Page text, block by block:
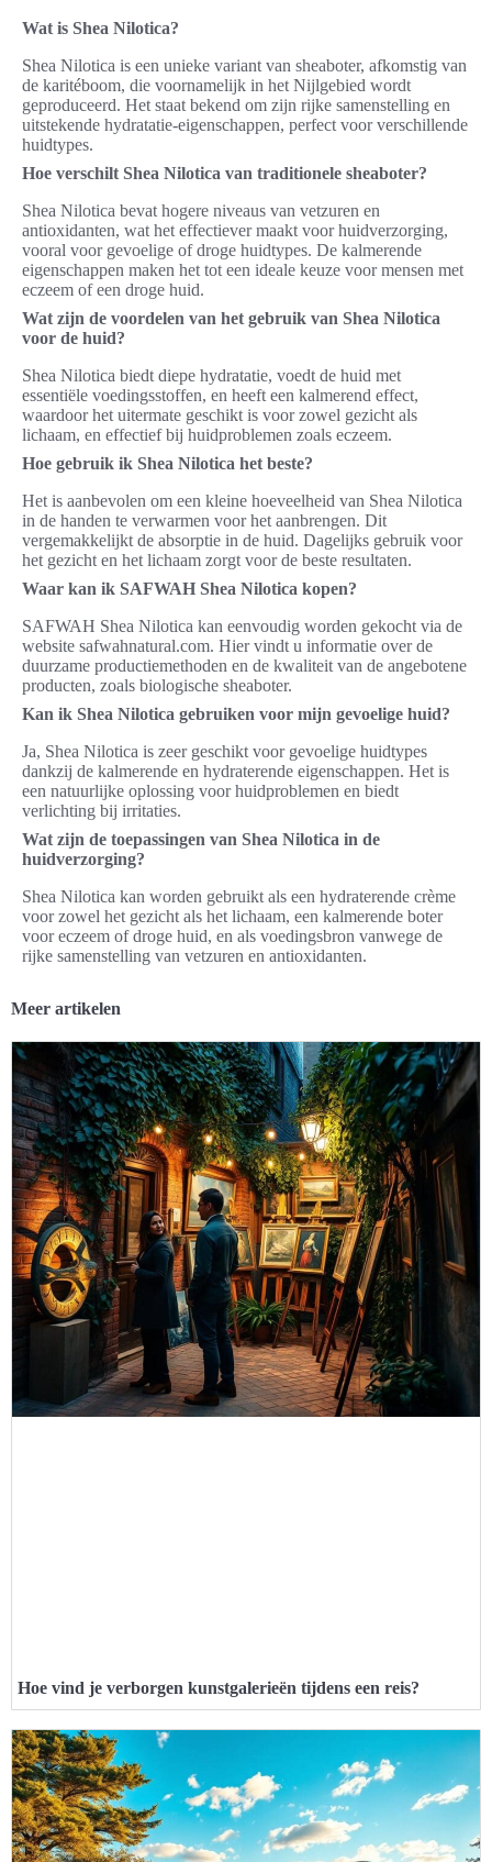
Wat is Shea Nilotica?
Shea Nilotica is een unieke variant van sheaboter, afkomstig van
de karitéboom, die voornamelijk in het Nijlgebied wordt
geproduceerd. Het staat bekend om zijn rijke samenstelling en
uitstekende hydratatie-eigenschappen, perfect voor verschillende
huidtypes.
Hoe verschilt Shea Nilotica van traditionele sheaboter?
Shea Nilotica bevat hogere niveaus van vetzuren en
antioxidanten, wat het effectiever maakt voor huidverzorging,
vooral voor gevoelige of droge huidtypes. De kalmerende
eigenschappen maken het tot een ideale keuze voor mensen met
eczeem of een droge huid.
Wat zijn de voordelen van het gebruik van Shea Nilotica
voor de huid?
Shea Nilotica biedt diepe hydratatie, voedt de huid met
essentiële voedingsstoffen, en heeft een kalmerend effect,
waardoor het uitermate geschikt is voor zowel gezicht als
lichaam, en effectief bij huidproblemen zoals eczeem.
Hoe gebruik ik Shea Nilotica het beste?
Het is aanbevolen om een kleine hoeveelheid van Shea Nilotica
in de handen te verwarmen voor het aanbrengen. Dit
vergemakkelijkt de absorptie in de huid. Dagelijks gebruik voor
het gezicht en het lichaam zorgt voor de beste resultaten.
Waar kan ik SAFWAH Shea Nilotica kopen?
SAFWAH Shea Nilotica kan eenvoudig worden gekocht via de
website safwahnatural.com. Hier vindt u informatie over de
duurzame productiemethoden en de kwaliteit van de angebotene
producten, zoals biologische sheaboter.
Kan ik Shea Nilotica gebruiken voor mijn gevoelige huid?
Ja, Shea Nilotica is zeer geschikt voor gevoelige huidtypes
dankzij de kalmerende en hydraterende eigenschappen. Het is
een natuurlijke oplossing voor huidproblemen en biedt
verlichting bij irritaties.
Wat zijn de toepassingen van Shea Nilotica in de
huidverzorging?
Shea Nilotica kan worden gebruikt als een hydraterende crème
voor zowel het gezicht als het lichaam, een kalmerende boter
voor eczeem of droge huid, en als voedingsbron vanwege de
rijke samenstelling van vetzuren en antioxidanten.
Meer artikelen
Hoe vind je verborgen kunstgalerieën tijdens een reis?